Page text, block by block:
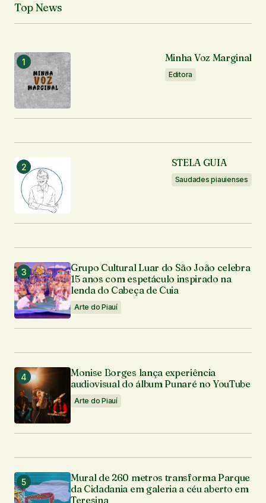
Top News
Minha Voz Marginal
Editora
STELA GUIA
Saudades piauienses
Grupo Cultural Luar do São João celebra
15 anos com espetáculo inspirado na
lenda do Cabeça de Cuia
Arte do Piauí
Monise Borges lança experiência
audiovisual do álbum Punaré no YouTube
Arte do Piauí
Mural de 260 metros transforma Parque
da Cidadania em galeria a céu aberto em
Teresina